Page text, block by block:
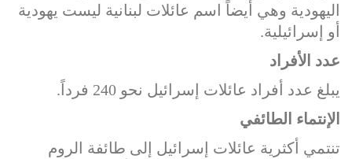
اليهودية وهي أيضاً اسم عائلات لبنانية ليست يهودية
أو إسرائيلية.
عدد الأفراد
يبلغ عدد أفراد عائلات إسرائيل نحو 240 فرداً.
الإنتماء الطائفي
تنتمي أكثرية عائلات إسرائيل إلى طائفة الروم